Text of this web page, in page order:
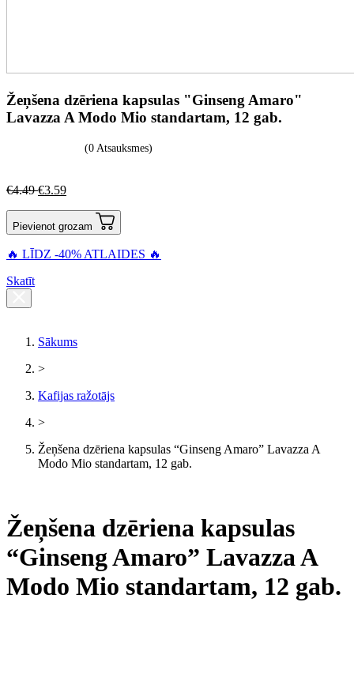
Žeņšena dzēriena kapsulas "Ginseng Amaro"
Lavazza A Modo Mio standartam, 12 gab.
(0 Atsauksmes)
€4.49 €3.59
Pievienot grozam
🔥 LĪDZ -40% ATLAIDES 🔥
Skatīt
Sākums
>
Kafijas ražotājs
>
Žeņšena dzēriena kapsulas “Ginseng Amaro” Lavazza A
Modo Mio standartam, 12 gab.
Žeņšena dzēriena kapsulas
“Ginseng Amaro” Lavazza A
Modo Mio standartam, 12 gab.